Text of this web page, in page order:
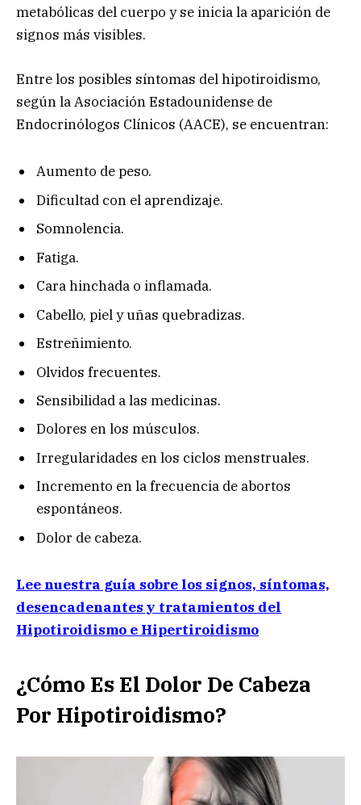
metabólicas del cuerpo y se inicia la aparición de
signos más visibles.
Entre los posibles síntomas del hipotiroidismo,
según la Asociación Estadounidense de
Endocrinólogos Clínicos (AACE), se encuentran:
Aumento de peso.
Dificultad con el aprendizaje.
Somnolencia.
Fatiga.
Cara hinchada o inflamada.
Cabello, piel y uñas quebradizas.
Estreñimiento.
Olvidos frecuentes.
Sensibilidad a las medicinas.
Dolores en los músculos.
Irregularidades en los ciclos menstruales.
Incremento en la frecuencia de abortos
espontáneos.
Dolor de cabeza.
Lee nuestra guía sobre los signos, síntomas,
desencadenantes y tratamientos del
Hipotiroidismo e Hipertiroidismo
¿Cómo Es El Dolor De Cabeza
Por Hipotiroidismo?